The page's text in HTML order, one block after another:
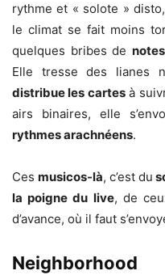
rythme et « solote »
le climat se fait moins
quelques bribes de
Elle tresse des lianes
distribue les cartesà
airs binaires, elle
rythmes arachnéens.
Ces musicos-là, c’est du
la poigne du live, de
d’avance, où il faut
Neighborhood